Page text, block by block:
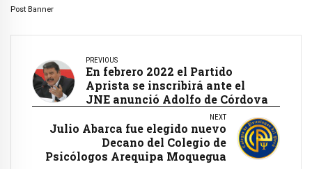
Post Banner
PREVIOUS
En febrero 2022 el Partido
Aprista se inscribirá ante el
JNE anunció Adolfo de Córdova
NEXT
Julio Abarca fue elegido nuevo
Decano del Colegio de
Psicólogos Arequipa Moquegua